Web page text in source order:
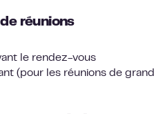
réunions
le rendez-vous
(pour les réunions de